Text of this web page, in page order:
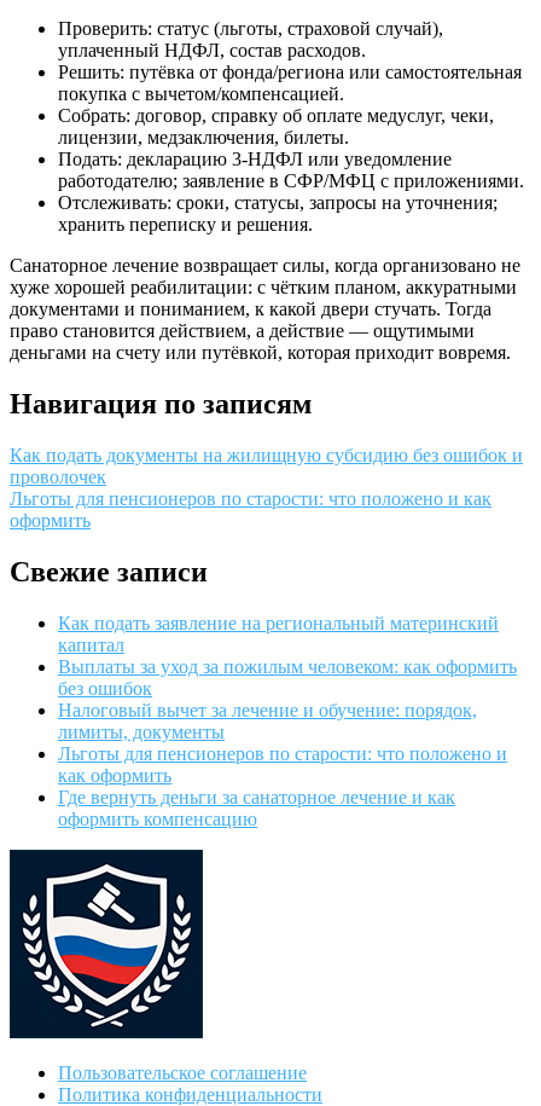
Проверить: статус (льготы, страховой случай),
уплаченный НДФЛ, состав расходов.
Решить: путёвка от фонда/региона или самостоятельная
покупка с вычетом/компенсацией.
Собрать: договор, справку об оплате медуслуг, чеки,
лицензии, медзаключения, билеты.
Подать: декларацию 3‑НДФЛ или уведомление
работодателю; заявление в СФР/МФЦ с приложениями.
Отслеживать: сроки, статусы, запросы на уточнения;
хранить переписку и решения.
Санаторное лечение возвращает силы, когда организовано не
хуже хорошей реабилитации: с чётким планом, аккуратными
документами и пониманием, к какой двери стучать. Тогда
право становится действием, а действие — ощутимыми
деньгами на счету или путёвкой, которая приходит вовремя.
Навигация по записям
Как подать документы на жилищную субсидию без ошибок и
проволочек
Льготы для пенсионеров по старости: что положено и как
оформить
Свежие записи
Как подать заявление на региональный материнский
капитал
Выплаты за уход за пожилым человеком: как оформить
без ошибок
Налоговый вычет за лечение и обучение: порядок,
лимиты, документы
Льготы для пенсионеров по старости: что положено и
как оформить
Где вернуть деньги за санаторное лечение и как
оформить компенсацию
Пользовательское соглашение
Политика конфиденциальности